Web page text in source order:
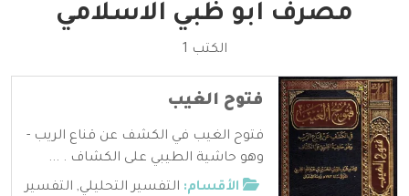
مصرف ابو ظبي الاسلامي
الكتب 1
فتوح الغيب
فتوح الغيب في الكشف عن قناع الريب -
وهو حاشية الطيبي على الكشاف . ...
الأقسام: التفسير التحليلي, التفسير